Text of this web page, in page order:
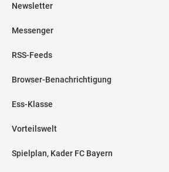
Newsletter
Messenger
RSS-Feeds
Browser-Benachrichtigung
Ess-Klasse
Vorteilswelt
Spielplan, Kader FC Bayern